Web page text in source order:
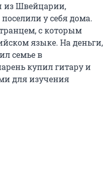
из Швейцарии,
у себя дома.
с которым
языке. На деньги,
семье в
купил гитару и
для изучения